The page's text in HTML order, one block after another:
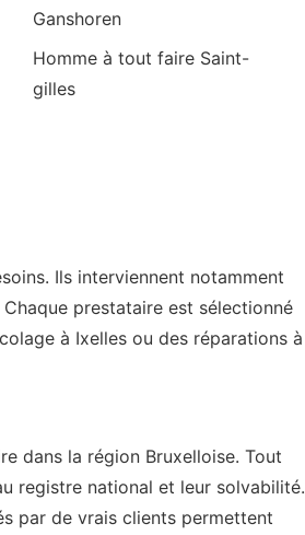
Ganshoren
Homme à tout faire Saint-
gilles
Ils interviennent notamment
prestataire est sélectionné
à Ixelles ou des réparations à
dans la région Bruxelloise. Tout
registre national et leur solvabilité.
par de vrais clients permettent